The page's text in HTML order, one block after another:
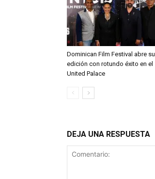
Dominican Film Festival abre su
edición con rotundo éxito en el
United Palace
DEJA UNA RESPUESTA